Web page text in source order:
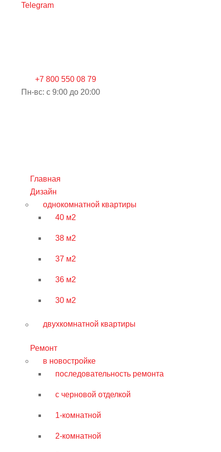
Telegram
+7 800 550 08 79
Пн-вс: c 9:00 до 20:00
Главная
Дизайн
однокомнатной квартиры
40 м2
38 м2
37 м2
36 м2
30 м2
двухкомнатной квартиры
Ремонт
в новостройке
последовательность ремонта
с черновой отделкой
1-комнатной
2-комнатной